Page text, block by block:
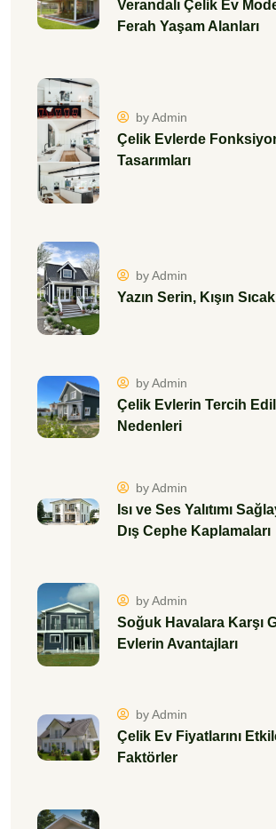
Verandalı Çelik Ev
Ferah Yaşam Alanları
by Admin
Çelik Evlerde
Tasarımları
by Admin
Yazın Serin, Kışın
by Admin
Çelik Evlerin Tercih
Nedenleri
by Admin
Isı ve Ses Yalıtımı
Dış Cephe Kaplamaları
by Admin
Soğuk Havalara Karşı
Evlerin Avantajları
by Admin
Çelik Ev Fiyatlarını
Faktörler